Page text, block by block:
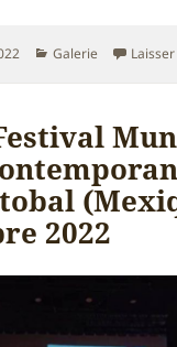
Catégories
Galerie
2022